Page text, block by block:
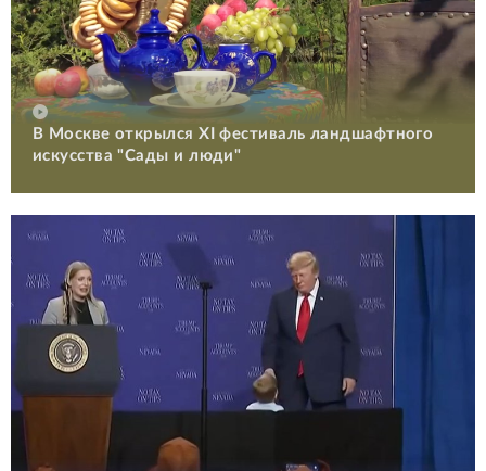
В Москве открылся XI фестиваль ландшафтного
искусства "Сады и люди"